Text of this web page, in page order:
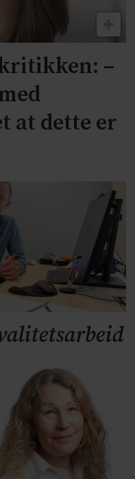
–
at dette er